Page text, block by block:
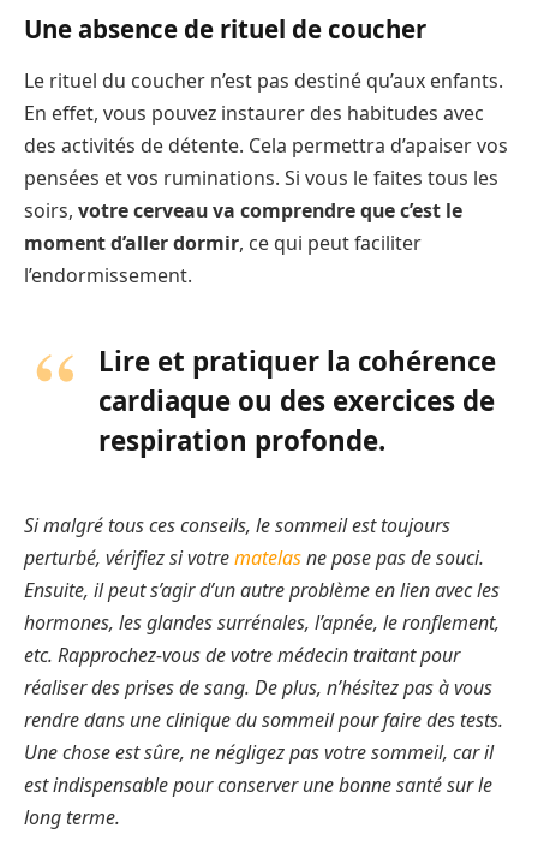
Une absence de rituel de coucher
Le rituel du coucher n’est pas destiné qu’aux enfants.
En effet, vous pouvez instaurer des habitudes avec
des activités de détente. Cela permettra d’apaiser vos
pensées et vos ruminations. Si vous le faites tous les
soirs, votre cerveau va comprendre que c’est le
moment d’aller dormir, ce qui peut faciliter
l’endormissement.
Lire et pratiquer la cohérence
cardiaque ou des exercices de
respiration profonde.
Si malgré tous ces conseils, le sommeil est toujours
perturbé, vérifiez si votrematelasne pose pas de souci.
Ensuite, il peut s’agir d’un autre problème en lien avec les
hormones, les glandes surrénales, l’apnée, le ronflement,
etc. Rapprochez-vous de votre médecin traitant pour
réaliser des prises de sang. De plus, n’hésitez pas à vous
rendre dans une clinique du sommeil pour faire des tests.
Une chose est sûre, ne négligez pas votre sommeil, car il
est indispensable pour conserver une bonne santé sur le
long terme.